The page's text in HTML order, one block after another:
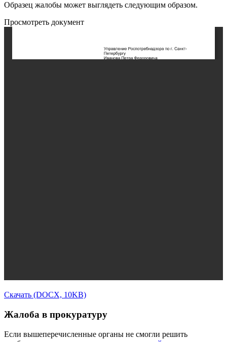
Образец жалобы может выглядеть следующим образом.
Просмотреть документ
Скачать (DOCX, 10KB)
Жалоба в прокуратуру
Если вышеперечисленные органы не смогли решить